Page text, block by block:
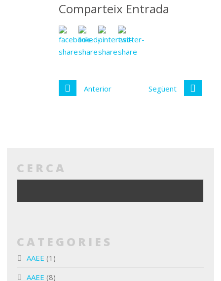
Comparteix Entrada
Anterior Següent
CERCA
CATEGORIES
AAEE (1)
AAEE (8)